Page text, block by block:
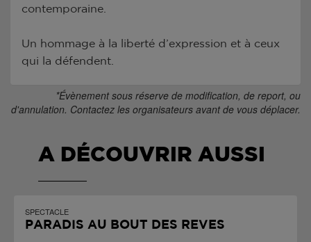
contemporaine.
Un hommage à la liberté d’expression et à ceux
qui la défendent.
*Évènement sous réserve de modification, de report, ou
d'annulation. Contactez les organisateurs avant de vous déplacer.
A DÉCOUVRIR AUSSI
SPECTACLE
PARADIS AU BOUT DES RÊVES